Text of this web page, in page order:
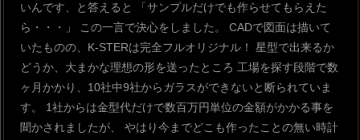
いんです、と答えると
「サンプルだけでも作らせてもらえた
ら・・・」
この一言で決心をしました。
CADで図面は描いて
いたものの、K-STERは完全フルオリジナル！
星型で出来るか
どうか、大まかな理想の形を送ったところ 工場を探す段階で数
ヶ月かかり、10社中9社からガラスができないと断られていま
す。
1社からは金型代だけで数百万円単位の金額がかかる事を
聞かされましたが、
やはり今までどこも作ったことの無い時計